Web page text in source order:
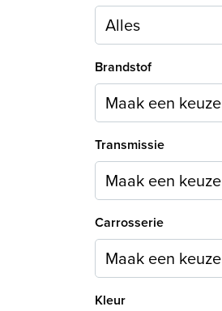
Brandstof
Maak een keuze
Transmissie
Carrosserie
Maak een keuze
Kleur